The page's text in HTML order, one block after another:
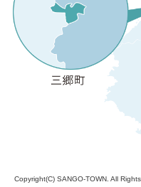
Copyright(C) SANGO-TOWN . All